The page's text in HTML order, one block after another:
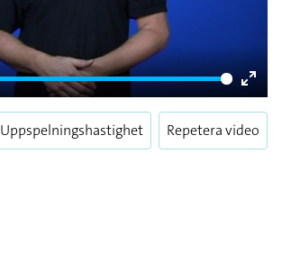
Enter
Uppspelningshastighet Repetera video